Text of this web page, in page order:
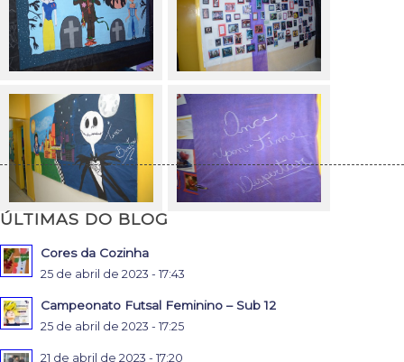
ÚLTIMAS DO BLOG
Cores da Cozinha
25 de abril de 2023 - 17:43
Campeonato Futsal Feminino – Sub 12
25 de abril de 2023 - 17:25
21 de abril de 2023 - 17:20